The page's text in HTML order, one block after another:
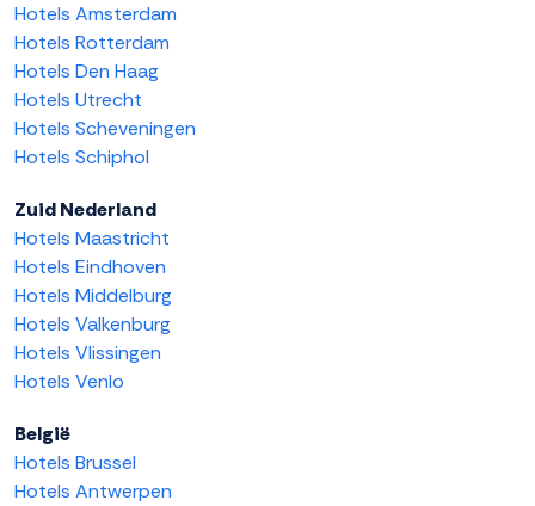
Hotels Amsterdam
Hotels Rotterdam
Hotels Den Haag
Hotels Utrecht
Hotels Scheveningen
Hotels Schiphol
Zuid Nederland
Hotels Maastricht
Hotels Eindhoven
Hotels Middelburg
Hotels Valkenburg
Hotels Vlissingen
Hotels Venlo
België
Hotels Brussel
Hotels Antwerpen